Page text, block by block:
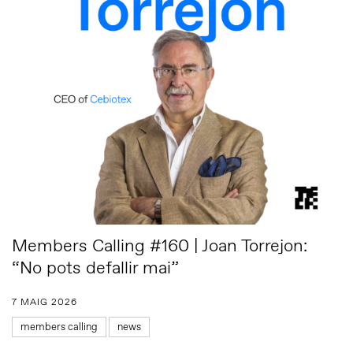
Members Calling #160 | Joan Torrejon:
“No pots defallir mai”
7 MAIG 2026
members calling news